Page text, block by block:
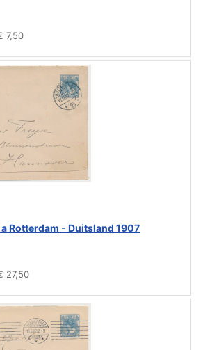
7,50
a Rotterdam - Duitsland 1907
27,50